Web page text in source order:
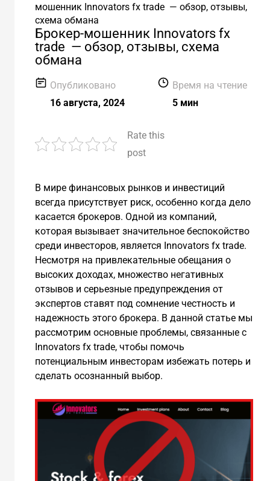
мошенник Innovators fx trade — обзор, отзывы,
схема обмана
Брокер-мошенник Innovators fx
trade — обзор, отзывы, схема
обмана
Опубликовано
16 августа, 2024
Время на чтение
5 мин
Rate this
post
В мире финансовых рынков и инвестиций
всегда присутствует риск, особенно когда дело
касается брокеров. Одной из компаний,
которая вызывает значительное беспокойство
среди инвесторов, является Innovators fx trade.
Несмотря на привлекательные обещания о
высоких доходах, множество негативных
отзывов и серьезные предупреждения от
экспертов ставят под сомнение честность и
надежность этого брокера. В данной статье мы
рассмотрим основные проблемы, связанные с
Innovators fx trade, чтобы помочь
потенциальным инвесторам избежать потерь и
сделать осознанный выбор.